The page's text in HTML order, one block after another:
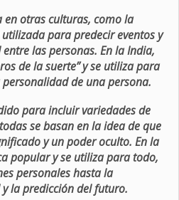
otras culturas, como la
para predecir eventos y
las personas. En la India,
de la suerte” y se utiliza para
de una persona.
para incluir variedades de
se basan en la idea de que
y un poder oculto. En la
popular y se utiliza para todo,
personales hasta la
la predicción del futuro.